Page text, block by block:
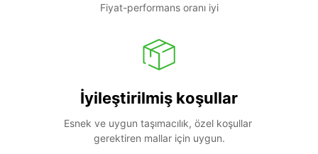
Fiyat-performans oranı iyi
İyileştirilmiş koşullar
Esnek ve uygun taşımacılık, özel koşullar
gerektiren mallar için uygun.